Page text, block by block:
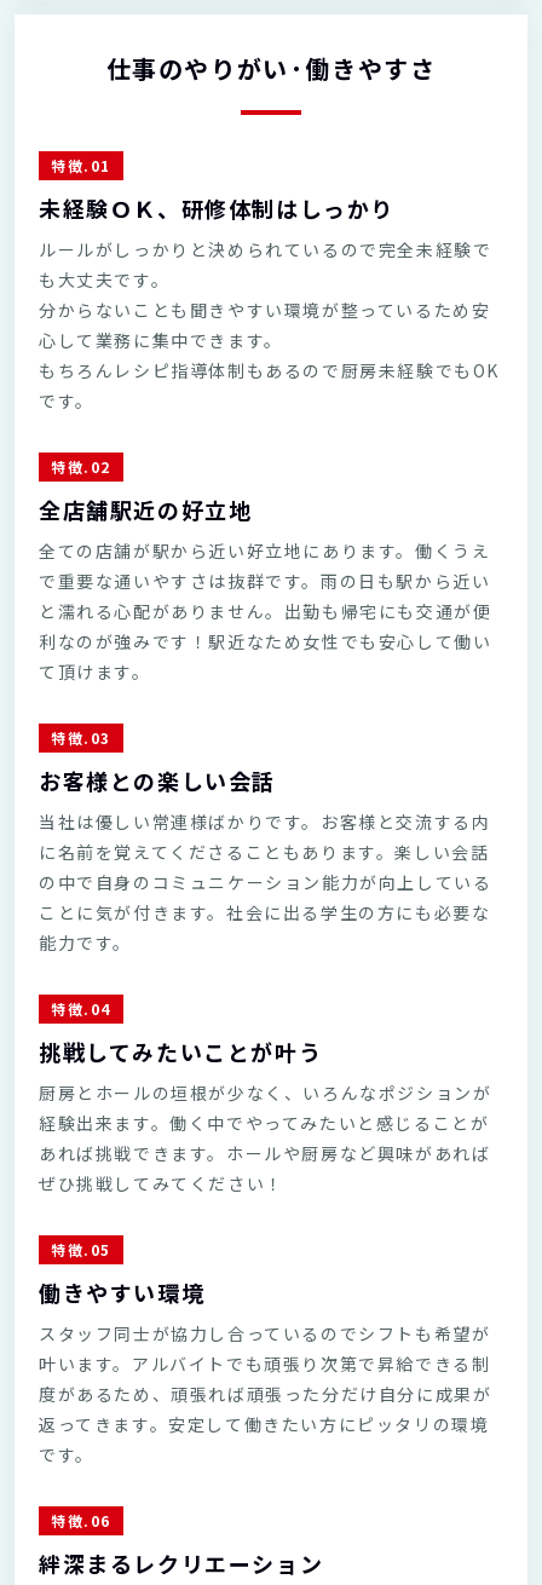
仕事のやりがい·働きやすさ
特徴.01
未経験ＯＫ、研修体制はしっかり
ルールがしっかりと決められているので完全未経験で
も大丈夫です。
分からないことも聞きやすい環境が整っているため安
心して業務に集中できます。
もちろんレシピ指導体制もあるので厨房未経験でもOK
です。
特徴.02
全店舗駅近の好立地
全ての店舗が駅から近い好立地にあります。働くうえ
で重要な通いやすさは抜群です。雨の日も駅から近い
と濡れる心配がありません。出勤も帰宅にも交通が便
利なのが強みです！駅近なため女性でも安心して働い
て頂けます。
特徴.03
お客様との楽しい会話
当社は優しい常連様ばかりです。お客様と交流する内
に名前を覚えてくださることもあります。楽しい会話
の中で自身のコミュニケーション能力が向上している
ことに気が付きます。社会に出る学生の方にも必要な
能力です。
特徴.04
挑戦してみたいことが叶う
厨房とホールの垣根が少なく、いろんなポジションが
経験出来ます。働く中でやってみたいと感じることが
あれば挑戦できます。ホールや厨房など興味があれば
ぜひ挑戦してみてください！
特徴.05
働きやすい環境
スタッフ同士が協力し合っているのでシフトも希望が
叶います。アルバイトでも頑張り次第で昇給できる制
度があるため、頑張れば頑張った分だけ自分に成果が
返ってきます。安定して働きたい方にピッタリの環境
です。
特徴.06
絆深まるレクリエーション